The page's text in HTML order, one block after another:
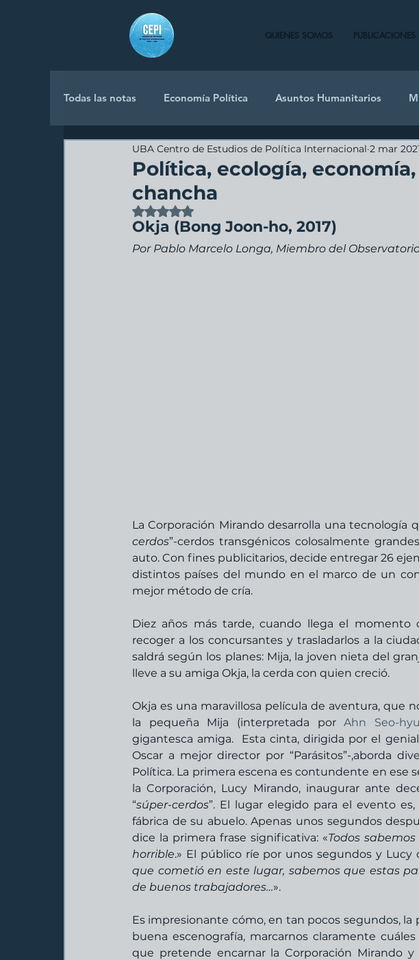
QUIENES SOMOS PUBLICACIONES
Todas las notas Economía Política Asuntos Humanitarios
Política Internacional
Política, ecología,
chancha
UBA Centro de Estudios de Política Internacional 2 mar
Obtuvo NaN de 5 estrellas.
Okja (Bong Joon-ho, 2017)
Por Pablo Marcelo Longa, Miembro del
La Corporación Mirando desarrolla una tecnología
cerdos”-cerdos transgénicos colosalmente
auto. Con fines publicitarios, decide entregar 26
distintos países del mundo en el marco de un
mejor método de cría.
Diez años más tarde, cuando llega el momento
recoger a los concursantes y trasladarlos a la
saldrá según los planes: Mija, la joven nieta del
lleve a su amiga Okja, la cerda con quien creció.
Okja es una maravillosa película de aventura, que
la pequeña Mija (interpretada por Ahn Seo-
gigantesca amiga.  Esta cinta, dirigida por el genial
Oscar a mejor director por “Parásitos”-,aborda
Política. La primera escena es contundente en ese
la Corporación, Lucy Mirando, inaugurar ante
“súper-cerdos”. El lugar elegido para el evento
fábrica de su abuelo. Apenas unos segundos
dice la primera frase significativa: «Todos
horrible.» El público ríe por unos segundos y Lucy
que cometió en este lugar, sabemos que estas
de buenos trabajadores…».
Es impresionante cómo, en tan pocos segundos, la
buena escenografía, marcarnos claramente
que pretende encarnar la Corporación Mirando